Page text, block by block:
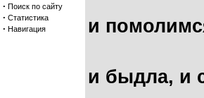
· Поиск по сайту
· Статистика
· Навигация и
и быдла, и